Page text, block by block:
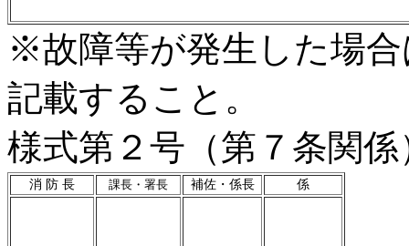
※故障等が発生した場
記載すること。
様式第２号（第７条関係
消 防 長 課長・署長 補佐・係長 係